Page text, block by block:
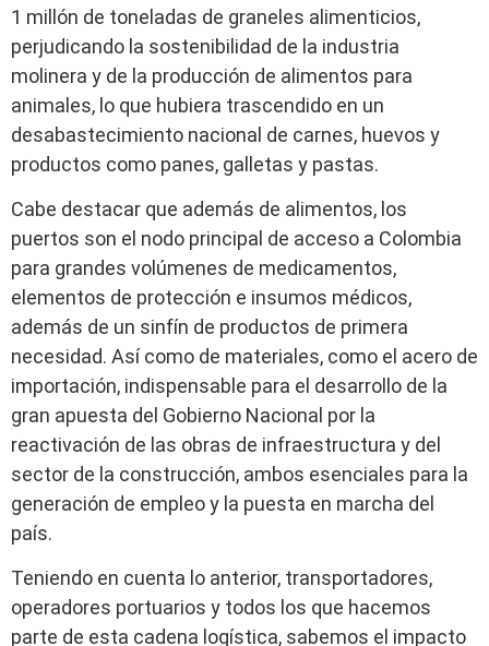
1 millón de toneladas de graneles alimenticios,
perjudicando la sostenibilidad de la industria
molinera y de la producción de alimentos para
animales, lo que hubiera trascendido en un
desabastecimiento nacional de carnes, huevos y
productos como panes, galletas y pastas.
Cabe destacar que además de alimentos, los
puertos son el nodo principal de acceso a Colombia
para grandes volúmenes de medicamentos,
elementos de protección e insumos médicos,
además de un sinfín de productos de primera
necesidad. Así como de materiales, como el acero de
importación, indispensable para el desarrollo de la
gran apuesta del Gobierno Nacional por la
reactivación de las obras de infraestructura y del
sector de la construcción, ambos esenciales para la
generación de empleo y la puesta en marcha del
país.
Teniendo en cuenta lo anterior, transportadores,
operadores portuarios y todos los que hacemos
parte de esta cadena logística, sabemos el impacto